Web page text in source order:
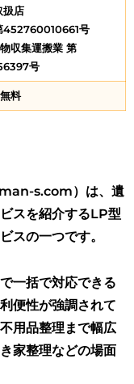
扱店
452760010661号
収集運搬業 第
号
料
s.com）は、遺
スを紹介するLP型
スの一つです。
一括で対応できる
便性が強調されて
用品整理まで幅広
家整理などの場面